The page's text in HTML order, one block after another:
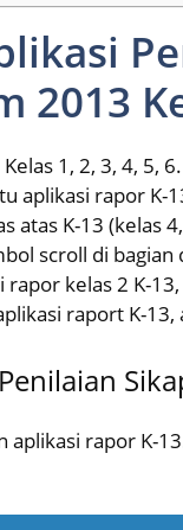
2013
1, 2, 3, 4, 5,
aplikasi rapor K-
atas K-13 (kelas
scroll di
rapor kelas 2 K-
raport K-
rapor K-